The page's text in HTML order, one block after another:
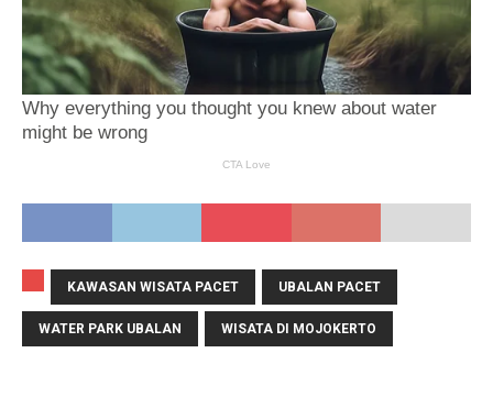
KAWASAN WISATA PACET UBALAN PACET
WATER PARK UBALAN WISATA DI MOJOKERTO